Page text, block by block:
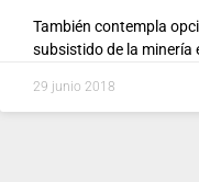
También contempla
subsistido de la minería
29 junio 2018